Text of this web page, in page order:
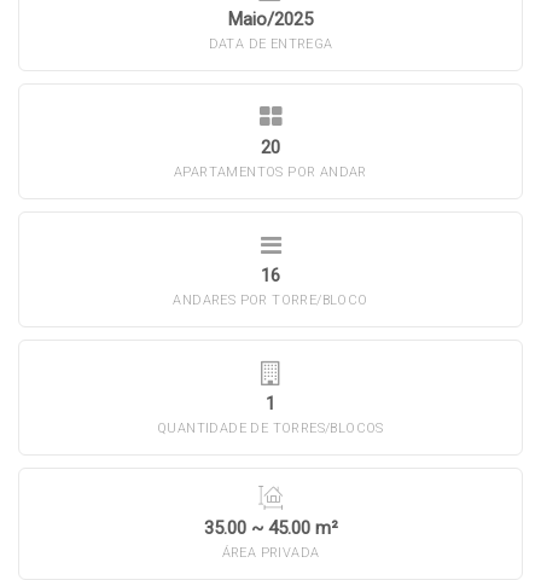
Maio/2025
DATA DE ENTREGA
20
APARTAMENTOS POR ANDAR
16
ANDARES POR TORRE/BLOCO
1
QUANTIDADE DE TORRES/BLOCOS
35.00 ~ 45.00 m²
ÁREA PRIVADA